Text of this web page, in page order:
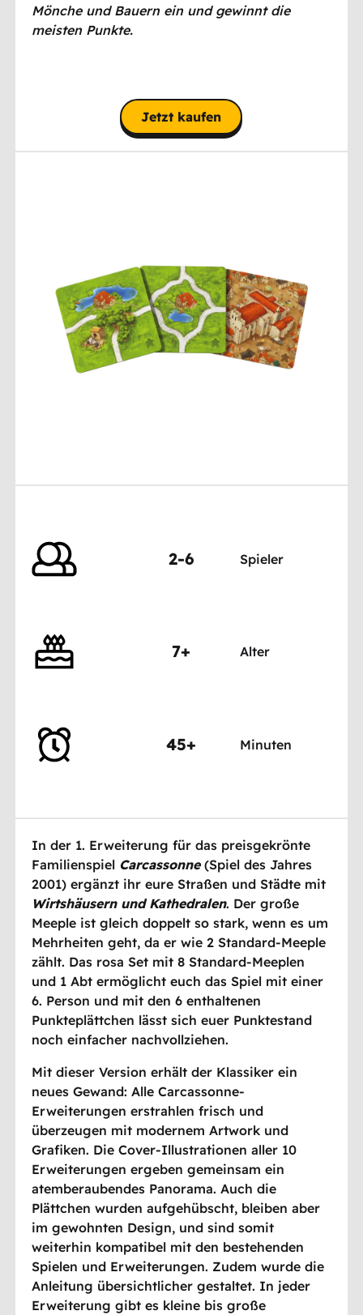
Mönche und Bauern ein und gewinnt die
meisten Punkte.
Jetzt kaufen
2-6 Spieler
7+ Alter
45+ Minuten
In der 1. Erweiterung für das preisgekrönte
Familienspiel Carcassonne(Spiel des Jahres
2001) ergänzt ihr eure Straßen und Städte mit
Wirtshäusern und Kathedralen. Der große
Meeple ist gleich doppelt so stark, wenn es um
Mehrheiten geht, da er wie 2 Standard-Meeple
zählt. Das rosa Set mit 8 Standard-Meeplen
und 1 Abt ermöglicht euch das Spiel mit einer
6. Person und mit den 6 enthaltenen
Punkteplättchen lässt sich euer Punktestand
noch einfacher nachvollziehen.
Mit dieser Version erhält der Klassiker ein
neues Gewand: Alle Carcassonne-
Erweiterungen erstrahlen frisch und
überzeugen mit modernem Artwork und
Grafiken. Die Cover-Illustrationen aller 10
Erweiterungen ergeben gemeinsam ein
atemberaubendes Panorama. Auch die
Plättchen wurden aufgehübscht, bleiben aber
im gewohnten Design, und sind somit
weiterhin kompatibel mit den bestehenden
Spielen und Erweiterungen. Zudem wurde die
Anleitung übersichtlicher gestaltet. In jeder
Erweiterung gibt es kleine bis große